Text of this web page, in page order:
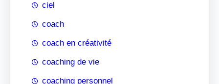
ciel
coach
coach en créativité
coaching de vie
coaching personnel